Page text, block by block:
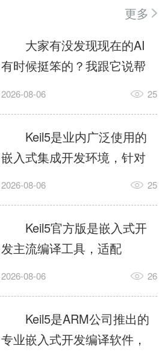
更多
大家有没发现现在的AI
有时候挺笨的？我跟它说帮
我订个明天早上的闹钟，它
这样？因为AI，就是个只会
耍嘴皮子的书呆子。它脑子
里有海量知识，但没有真正
激发出来实力。而
AgentSkill，就是给AI大脑装
上的一双机械手，它真的能
解决很多问题。1什么是
AgentSkillSkill指...
2026-08-06 25
Keil5是业内广泛使用的
嵌入式集成开发环境，针对
ARM、51内核单片机提供编
力，代码编译稳定，调试工
具成熟，大量开源项目基于
该平台开发。新项目需要单
独下载对应芯片支持包，新
手配置难度较高，正版商业
授权费用不菲，未授权版本
存在程序容量限制，适合硬
2026-08-06 25
Keil5官方版是嵌入式开
发主流编译工具，适配
STM32、51单片机等多款芯
在线调试、代码仿真，兼容
众多厂商芯片安装包。软件
需要手动添加器件库，初次
2026-08-06 26
Keil5是ARM公司推出的
专业嵌入式开发编译软件，